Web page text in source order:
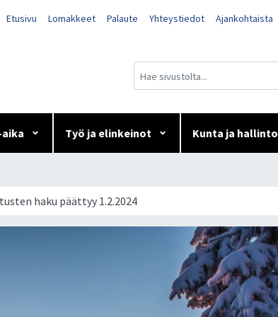
Etusivu Lomakkeet Palaute Yhteystiedot Ajankohtaista
Työ ja elinkeinot Kunta ja hallinto
päättyy 1.2.2024
haku päättyy 1.2.2024